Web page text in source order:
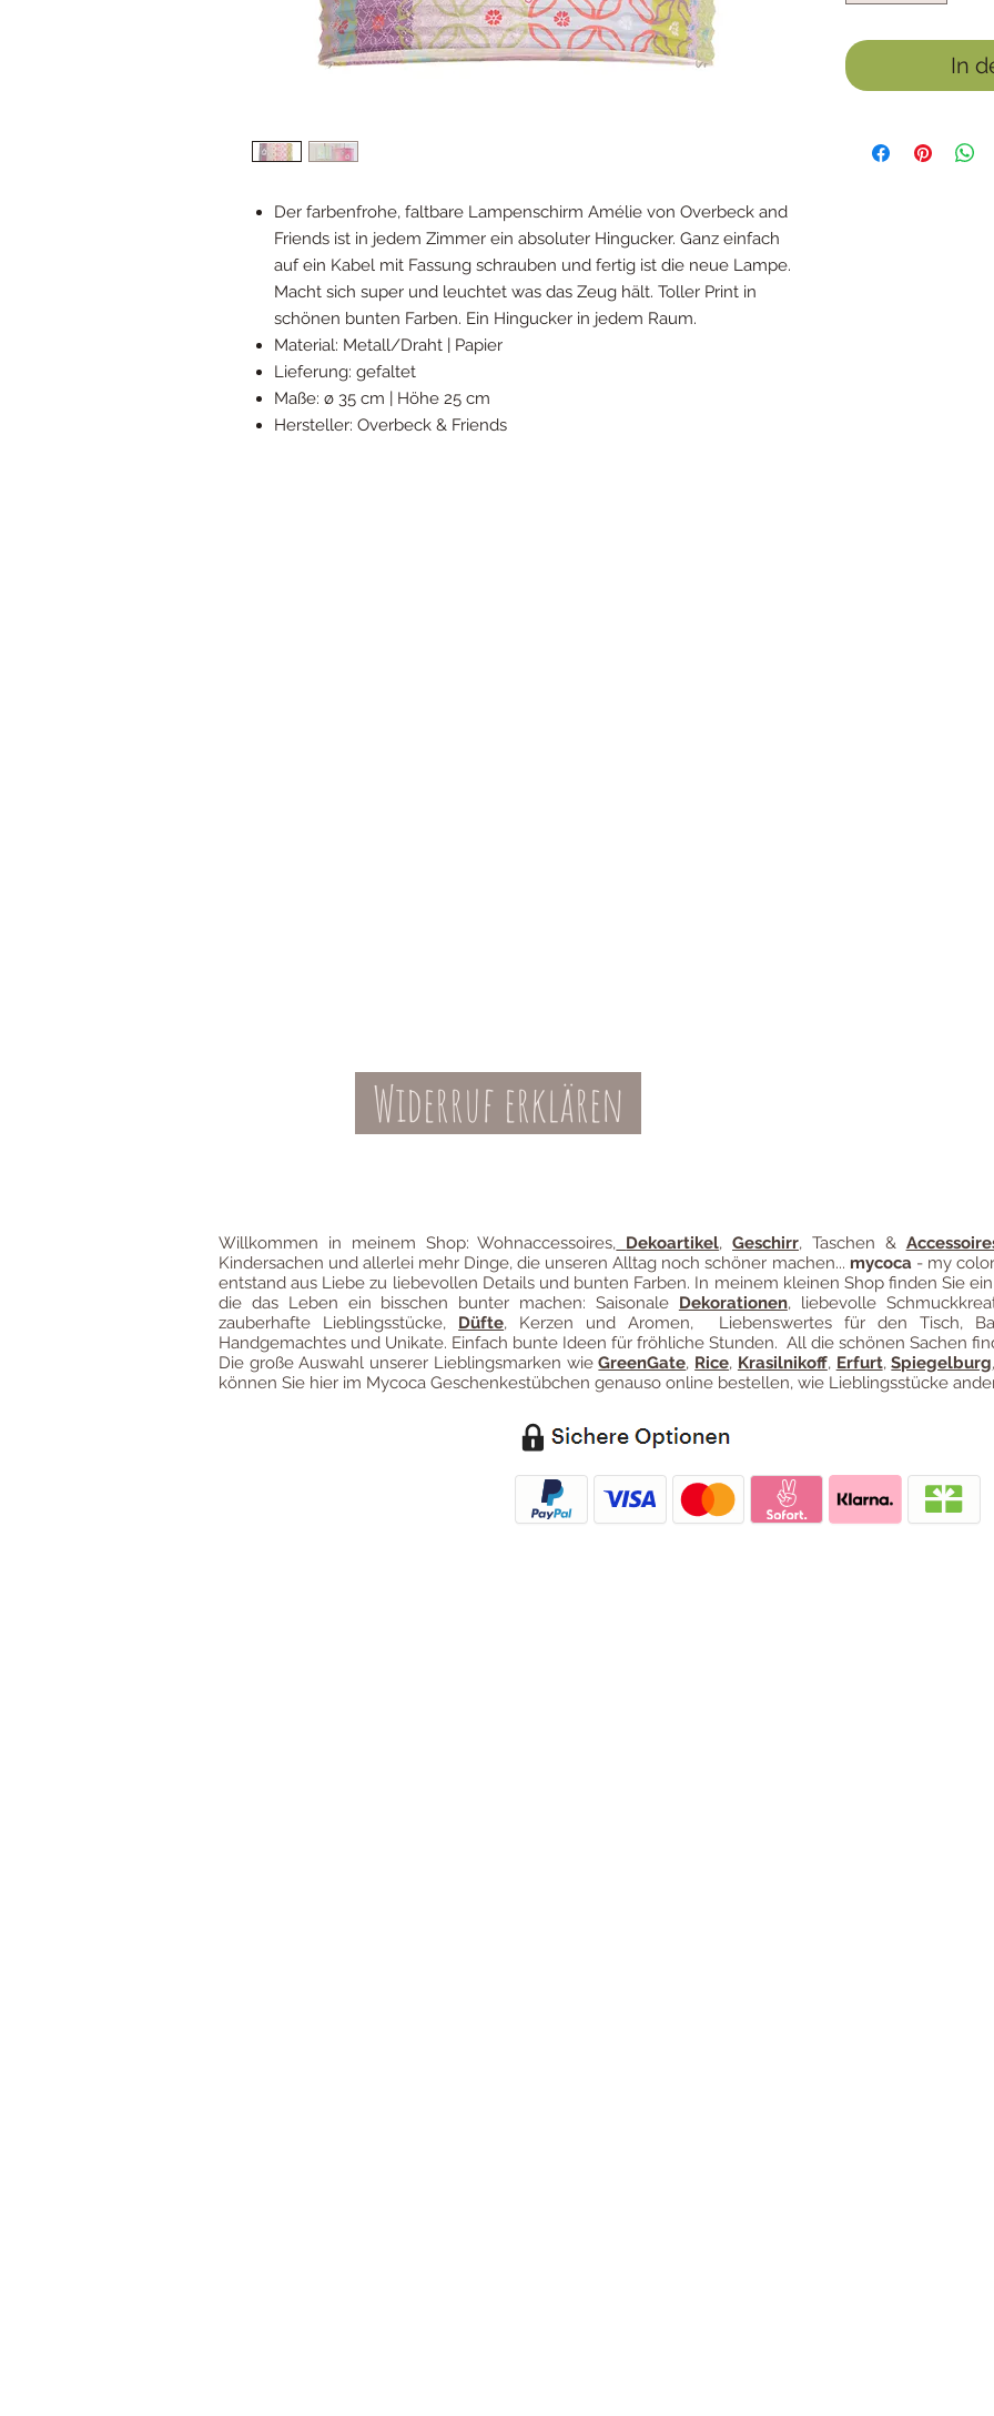
Der farbenfrohe, faltbare Lampenschirm Amélie von Overbeck and
Friends ist in jedem Zimmer ein absoluter Hingucker. Ganz einfach
auf ein Kabel mit Fassung schrauben und fertig ist die neue Lampe.
Macht sich super und leuchtet was das Zeug hält. Toller Print in
schönen bunten Farben. Ein Hingucker in jedem Raum.
Material: Metall/Draht | Papier
Lieferung: gefaltet
Maße: ø 35 cm | Höhe 25 cm
Hersteller: Overbeck & Friends
In
Widerruf erklären
Willkommen in meinem Shop: Wohnaccessoires, Dekoartikel,Geschirr, Taschen &
Kindersachen und allerlei mehr Dinge, die unseren Alltag noch schöner machen... mycoca - my
entstand aus Liebe zu liebevollen Details und bunten Farben. In meinem kleinen Shop finden Sie
die das Leben ein bisschen bunter machen: Saisonale Dekorationen, liebevolle
zauberhafte Lieblingsstücke, Düfte, Kerzen und Aromen, Liebenswertes für den Tisch,
Handgemachtes und Unikate. Einfach bunte Ideen für fröhliche Stunden. All die schönen Sachen
Die große Auswahl unserer Lieblingsmarken wieGreenGate, Rice, Krasilnikoff, Erfurt,Spiegelburg,
können Sie hier im Mycoca Geschenkestübchen genauso online bestellen, wie Lieblingsstücke